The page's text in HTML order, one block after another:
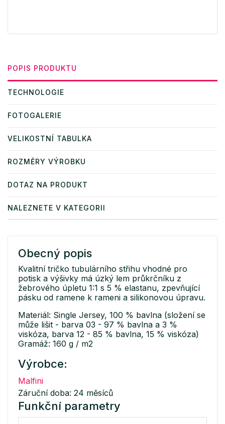
POPIS PRODUKTU
TECHNOLOGIE
FOTOGALERIE
VELIKOSTNÍ TABULKA
ROZMĚRY VÝROBKU
DOTAZ NA PRODUKT
NALEZNETE V KATEGORII
Obecný popis
Kvalitní tričko tubulárního střihu vhodné pro
potisk a výšivky má úzký lem průkrčníku z
žebrového úpletu 1:1 s 5 % elastanu, zpevňující
pásku od ramene k rameni a silikonovou úpravu.
Materiál: Single Jersey, 100 % bavlna (složení se
může lišit - barva 03 - 97 % bavlna a 3 %
viskóza, barva 12 - 85 % bavlna, 15 % viskóza)
Gramáž: 160 g / m2
Výrobce:
Malfini
Záruční doba: 24 měsíců
Funkční parametry